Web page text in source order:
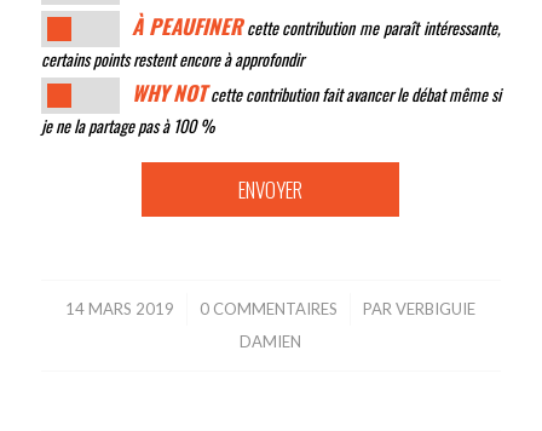
À PEAUFINERcette contribution me paraît intéressante,
certains points restent encore à approfondir
WHY NOTcette contribution fait avancer le débat même si
je ne la partage pas à 100 %
14 MARS 2019
/ 0 COMMENTAIRES
/ PARVERBIGUIE
DAMIEN